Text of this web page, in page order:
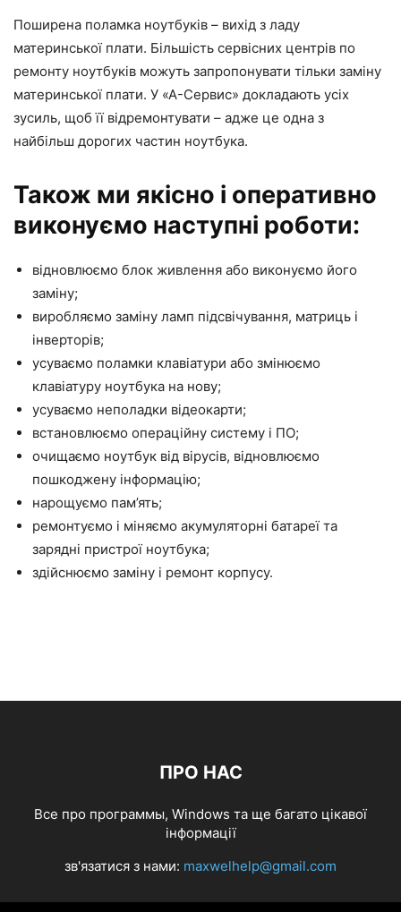
Поширена поламка ноутбуків – вихід з ладу
материнської плати. Більшість сервісних центрів по
ремонту ноутбуків можуть запропонувати тільки заміну
материнської плати. У «А-Сервис» докладають усіх
зусиль, щоб її відремонтувати – адже це одна з
найбільш дорогих частин ноутбука.
Також ми якісно і оперативно
виконуємо наступні роботи:
відновлюємо блок живлення або виконуємо його
заміну;
виробляємо заміну ламп підсвічування, матриць і
інверторів;
усуваємо поламки клавіатури або змінюємо
клавіатуру ноутбука на нову;
усуваємо неполадки відеокарти;
встановлюємо операційну систему і ПО;
очищаємо ноутбук від вірусів, відновлюємо
пошкоджену інформацію;
нарощуємо пам’ять;
ремонтуємо і міняємо акумуляторні батареї та
зарядні пристрої ноутбука;
здійснюємо заміну і ремонт корпусу.
ПРО НАС
Все про программы, Windows та ще багато цікавої
інформації
зв'язатися з нами: maxwelhelp@gmail.com